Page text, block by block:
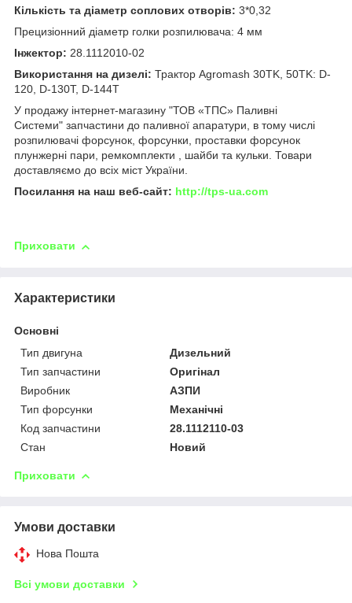
Кількість та діаметр соплових отворів: 3*0,32
Прецизіонний діаметр голки розпилювача: 4 мм
Інжектор: 28.1112010-02
Використання на дизелі: Трактор Agromash 30TK, 50TK: D-
120, D-130T, D-144T
У продажу інтернет-магазину "ТОВ «ТПС» Паливні
Системи" запчастини до паливної апаратури, в тому числі
розпилювачі форсунок, форсунки, проставки форсунок
плунжерні пари, ремкомплекти , шайби та кульки. Товари
доставляємо до всіх міст України.
Посилання на наш веб-сайт: http://tps-ua.com
Приховати
Характеристики
Основні
Тип двигуна
Дизельний
Тип запчастини
Оригінал
Виробник
АЗПИ
Тип форсунки
Механічні
Код запчастини
28.1112110-03
Стан
Новий
Приховати
Умови доставки
Нова Пошта
Всі умови доставки